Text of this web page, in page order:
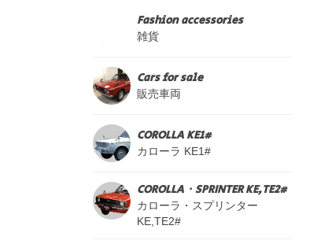
Fashion accessories
雑貨
Cars for sale
販売車両
COROLLA KE1#
カローラ KE1#
COROLLA・SPRINTER KE,TE2#
カローラ・スプリンター
KE,TE2#